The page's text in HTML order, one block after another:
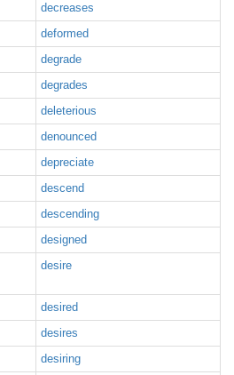
decreases
deformed
degrade
degrades
deleterious
denounced
depreciate
descend
descending
designed
desire
desired
desires
desiring